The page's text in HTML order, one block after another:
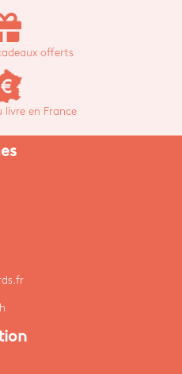
offerts
livre en France